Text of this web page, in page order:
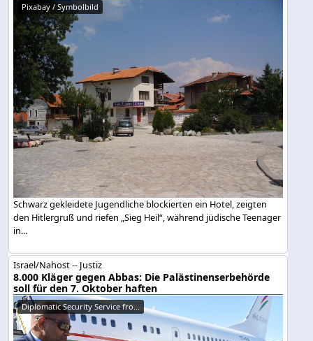
Pixabay / Symbolbild
Schwarz gekleidete Jugendliche blockierten ein Hotel, zeigten
den Hitlergruß und riefen „Sieg Heil“, während jüdische Teenager
in...
Israel/Nahost -- Justiz
8.000 Kläger gegen Abbas: Die Palästinenserbehörde
soll für den 7. Oktober haften
Diplomatic Security Service fro...